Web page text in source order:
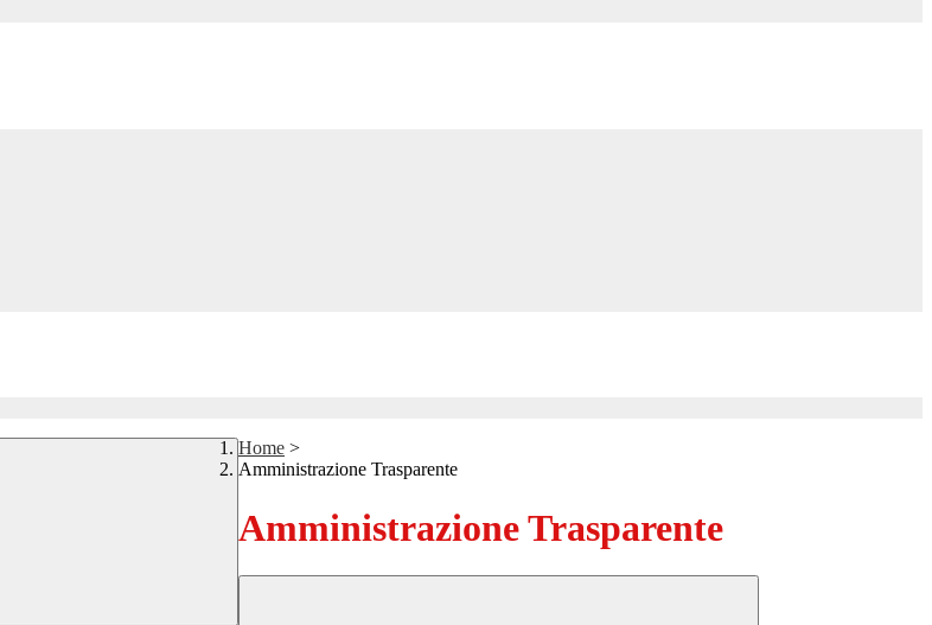
Home >
Amministrazione Trasparente
Amministrazione Trasparente